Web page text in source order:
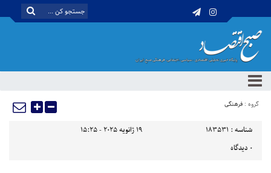
گروه : فرهنگی
شناسه : 183531
19 ژانویه 2025 - 15:25
0 دیدگاه